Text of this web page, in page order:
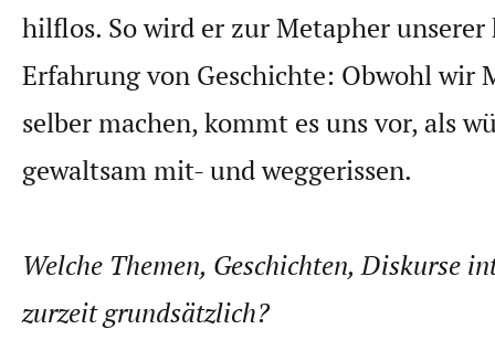
hilflos. So wird er zur Metapher
Erfahrung von Geschichte: Obwohl wir
selber machen, kommt es uns vor, als
gewaltsam mit- und weggerissen.
Welche Themen, Geschichten, Diskurse
zurzeit grundsätzlich?